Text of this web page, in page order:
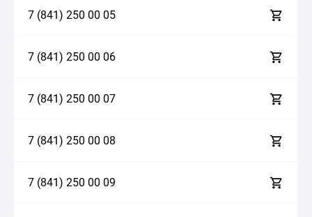
7 (841) 250 00 05
7 (841) 250 00 06
7 (841) 250 00 07
7 (841) 250 00 08
7 (841) 250 00 09